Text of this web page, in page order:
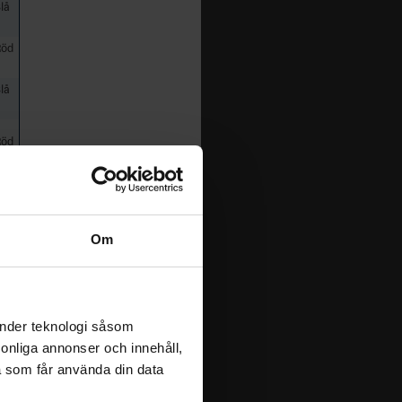
Om
teknologi såsom
annonser och innehåll,
får använda din data